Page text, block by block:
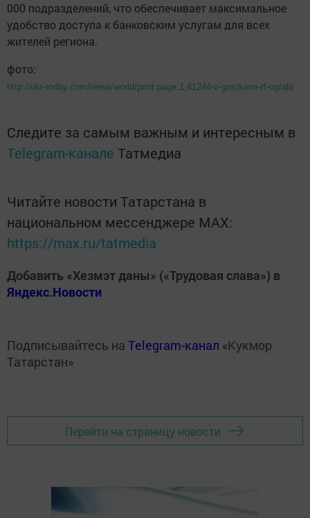
000 подразделений, что обеспечивает максимальное
удобство доступа к банковским услугам для всех
жителей региона.
фото:
http://ukr-today.com/news/world/print:page,1,41244-v-gosdume-rf-ograbi
Следите за самым важным и интересным в
Telegram-канале Татмедиа
Читайте новости Татарстана в
национальном мессенджере MАХ:
https://max.ru/tatmedia
Добавить «Хезмэт даны» («Трудовая слава») в
Яндекс.Новости
Подписывайтесь на Telegram-канал «Кукмор
Татарстан»
Перейти на страницу новости